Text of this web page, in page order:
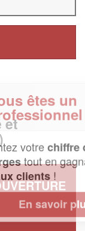
et?
d'affaireset
de